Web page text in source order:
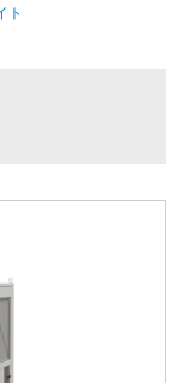
ト